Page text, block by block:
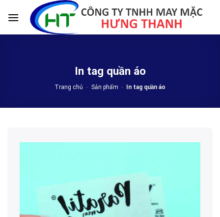
In tag quần áo
Trang chủ - Sản phẩm - In tag quần áo